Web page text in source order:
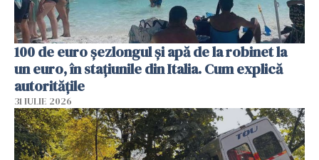
100 de euro șezlongul și apă de la robinet la
un euro, în stațiunile din Italia. Cum explică
autoritățile
31 IULIE 2026